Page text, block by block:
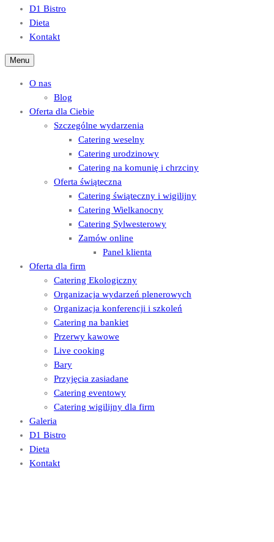
D1 Bistro
Dieta
Kontakt
Menu
O nas
Blog
Oferta dla Ciebie
Szczególne wydarzenia
Catering weselny
Catering urodzinowy
Catering na komunię i chrzciny
Oferta świąteczna
Catering świąteczny i wigilijny
Catering Wielkanocny
Catering Sylwesterowy
Zamów online
Panel klienta
Oferta dla firm
Catering Ekologiczny
Organizacja wydarzeń plenerowych
Organizacja konferencji i szkoleń
Catering na bankiet
Przerwy kawowe
Live cooking
Bary
Przyjęcia zasiadane
Catering eventowy
Catering wigilijny dla firm
Galeria
D1 Bistro
Dieta
Kontakt